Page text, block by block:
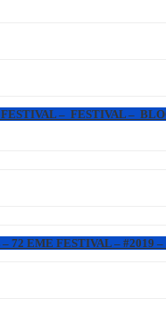
– FESTIVAL –
EME FESTIVAL – #2019